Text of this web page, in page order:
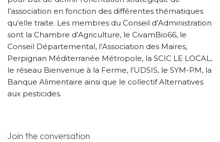
l’association en fonction des différentes thématiques
qu’elle traite. Les membres du Conseil d’Administration
sont la Chambre d’Agriculture, le CivamBio66, le
Conseil Départemental, l’Association des Maires,
Perpignan Méditerranée Métropole, la SCIC LE LOCAL,
le réseau Bienvenue à la Ferme, l’UDSIS, le SYM-PM, la
Banque Alimentaire ainsi que le collectif Alternatives
aux pesticides.
Join the conversation